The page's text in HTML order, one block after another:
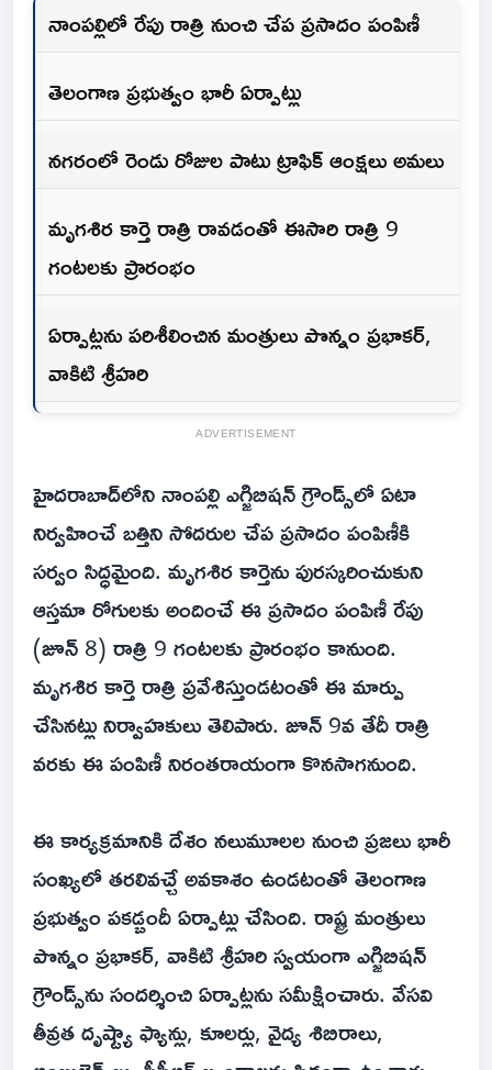
నాంపల్లిలో రేపు రాత్రి నుంచి చేప ప్రసాదం పంపిణీ
తెలంగాణ ప్రభుత్వం భారీ ఏర్పాట్లు
నగరంలో రెండు రోజుల పాటు ట్రాఫిక్ ఆంక్షలు అమలు
మృగశిర కార్తె రాత్రి రావడంతో ఈసారి రాత్రి 9
గంటలకు ప్రారంభం
ఏర్పాట్లను పరిశీలించిన మంత్రులు పొన్నం ప్రభాకర్,
వాకిటి శ్రీహరి
ADVERTISEMENT
హైదరాబాద్‌లోని నాంపల్లి ఎగ్జిబిషన్ గ్రౌండ్స్‌లో ఏటా
నిర్వహించే బత్తిని సోదరుల చేప ప్రసాదం పంపిణీకి
సర్వం సిద్ధమైంది. మృగశిర కార్తెను పురస్కరించుకుని
ఆస్తమా రోగులకు అందించే ఈ ప్రసాదం పంపిణీ రేపు
(జూన్ 8) రాత్రి 9 గంటలకు ప్రారంభం కానుంది.
మృగశిర కార్తె రాత్రి ప్రవేశిస్తుండటంతో ఈ మార్పు
చేసినట్లు నిర్వాహకులు తెలిపారు. జూన్ 9వ తేదీ రాత్రి
వరకు ఈ పంపిణీ నిరంతరాయంగా కొనసాగనుంది.
ఈ కార్యక్రమానికి దేశం నలుమూలల నుంచి ప్రజలు భారీ
సంఖ్యలో తరలివచ్చే అవకాశం ఉండటంతో తెలంగాణ
ప్రభుత్వం పకడ్బందీ ఏర్పాట్లు చేసింది. రాష్ట్ర మంత్రులు
పొన్నం ప్రభాకర్, వాకిటి శ్రీహరి స్వయంగా ఎగ్జిబిషన్
గ్రౌండ్స్‌ను సందర్శించి ఏర్పాట్లను సమీక్షించారు. వేసవి
తీవ్రత దృష్ట్యా ఫ్యాన్లు, కూలర్లు, వైద్య శిబిరాలు,